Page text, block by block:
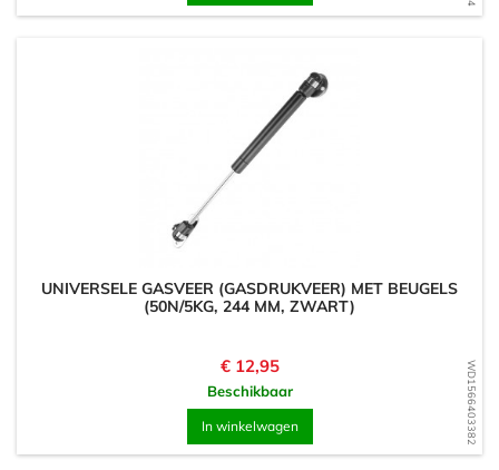
WD1566403382
UNIVERSELE GASVEER (GASDRUKVEER) MET BEUGELS
(50N/5KG, 244 MM, ZWART)
Prijs
€ 12,95
Beschikbaar
In winkelwagen